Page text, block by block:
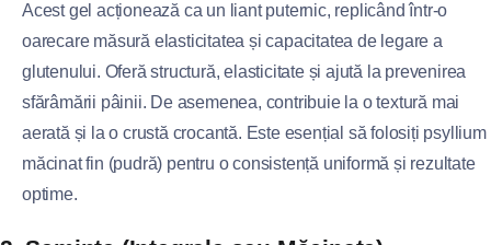
Acest gel acționează ca un liant puternic, replicând într-o
oarecare măsură elasticitatea și capacitatea de legare a
glutenului. Oferă structură, elasticitate și ajută la prevenirea
sfărâmării pâinii. De asemenea, contribuie la o textură mai
aerată și la o crustă crocantă. Este esențial să folosiți psyllium
măcinat fin (pudră) pentru o consistență uniformă și rezultate
optime.